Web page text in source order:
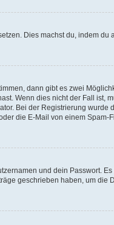
Dies machst du, indem
dann gibt es zwei
Wenn dies nicht der Fall
Bei der Registrierung
die E-Mail von einem
und dein Passwort.
geschrieben haben, um